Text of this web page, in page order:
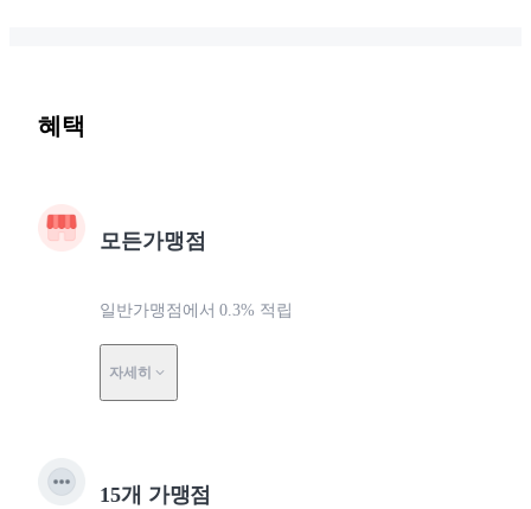
혜택
모든가맹점
일반가맹점에서 0.3% 적립
자세히
15개 가맹점